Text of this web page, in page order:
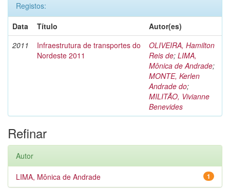
Registos:
Data
Título
Autor(es)
2011
Infraestrutura de transportes do
Nordeste 2011
OLIVEIRA, Hamilton
Reis de; LIMA,
Mônica de Andrade;
MONTE, Kerlen
Andrade do;
MILITÃO, Vivianne
Benevides
Refinar
Autor
1
LIMA, Mônica de Andrade